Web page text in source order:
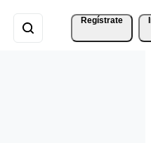
Regístrate